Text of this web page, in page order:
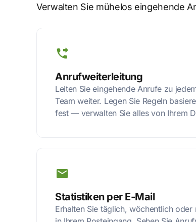
Verwalten Sie mühelos eingehende
Anrufweiterleitung
Leiten Sie eingehende Anrufe zu
Team weiter. Legen Sie Regeln
fest — verwalten Sie alles von Ihrem
Statistiken per E-Mail
Erhalten Sie täglich, wöchentlich